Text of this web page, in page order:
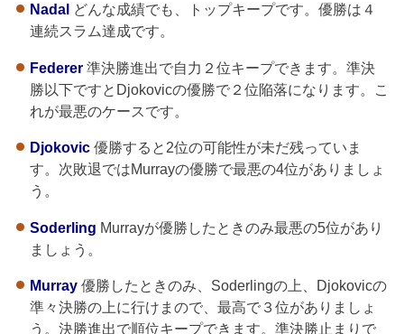
Nadal どんな成績でも、トップキープです。優勝は４
連続スラム達成です。
Federer準決勝進出で自力２位キープできます。準決
勝以下ですとDjokovicの優勝で２位陥落になります。こ
れが最悪のケースです。
Djokovic優勝すると2位の可能性が未だ残っていま
す。次敗退ではMurrayの優勝で最悪の4位がありましょ
う。
Soderling Murrayが優勝したときのみ最悪の5位があり
ましょう。
Murray優勝したときのみ、Soderlingの上、Djokovicの
準々決勝の上に行けまので、最高で３位がありましょ
う。決勝進出で順位キープできます。準決勝止まりで